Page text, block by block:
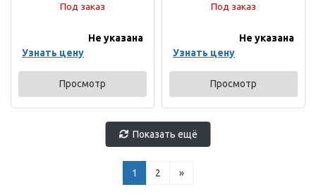
Под заказ
Не указана
Узнать цену
Просмотр
Под заказ
Не указана
Узнать цену
Просмотр
Показать ещё
1 2 »